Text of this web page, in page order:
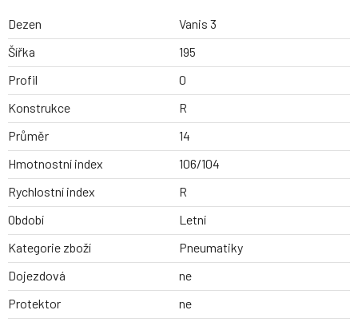
Dezen
Vanis 3
Šířka
195
Profil
0
Konstrukce
R
Průměr
14
Hmotnostní index
106/104
Rychlostní index
R
Období
Letní
Kategorie zboží
Pneumatiky
Dojezdová
ne
Protektor
ne